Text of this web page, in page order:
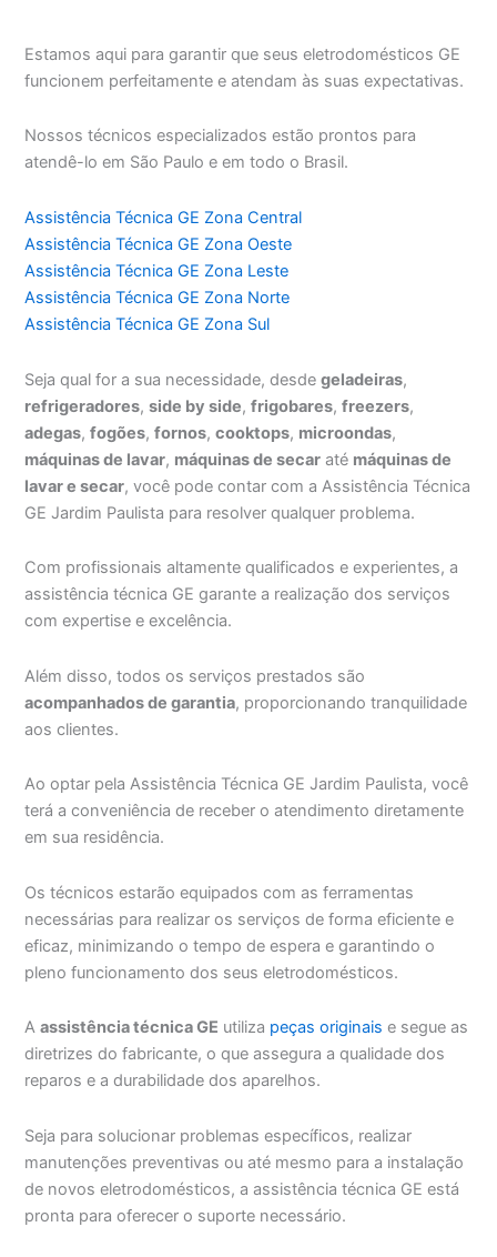
Estamos aqui para garantir que seus eletrodomésticos GE
funcionem perfeitamente e atendam às suas expectativas.
Nossos técnicos especializados estão prontos para
atendê-lo em São Paulo e em todo o Brasil.
Assistência Técnica GE Zona Central
Assistência Técnica GE Zona Oeste
Assistência Técnica GE Zona Leste
Assistência Técnica GE Zona Norte
Assistência Técnica GE Zona Sul
Seja qual for a sua necessidade, desdegeladeiras,
refrigeradores,side by side,frigobares,freezers,
adegas,fogões,fornos,cooktops, microondas,
máquinas de lavar, máquinas de secar até máquinas de
lavar e secar, você pode contar com a Assistência Técnica
GE Jardim Paulista para resolver qualquer problema.
Com profissionais altamente qualificados e experientes, a
assistência técnica GE garante a realização dos serviços
com expertise e excelência.
Além disso, todos os serviços prestados são
acompanhados de garantia, proporcionando tranquilidade
aos clientes.
Ao optar pela Assistência Técnica GE Jardim Paulista, você
terá a conveniência de receber o atendimento diretamente
em sua residência.
Os técnicos estarão equipados com as ferramentas
necessárias para realizar os serviços de forma eficiente e
eficaz, minimizando o tempo de espera e garantindo o
pleno funcionamento dos seus eletrodomésticos.
Aassistência técnica GE utiliza peças originais e segue as
diretrizes do fabricante, o que assegura a qualidade dos
reparos e a durabilidade dos aparelhos.
Seja para solucionar problemas específicos, realizar
manutenções preventivas ou até mesmo para a instalação
de novos eletrodomésticos, a assistência técnica GE está
pronta para oferecer o suporte necessário.